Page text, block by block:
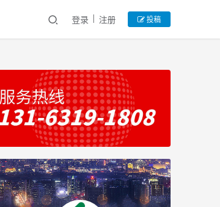
登录 注册 投稿